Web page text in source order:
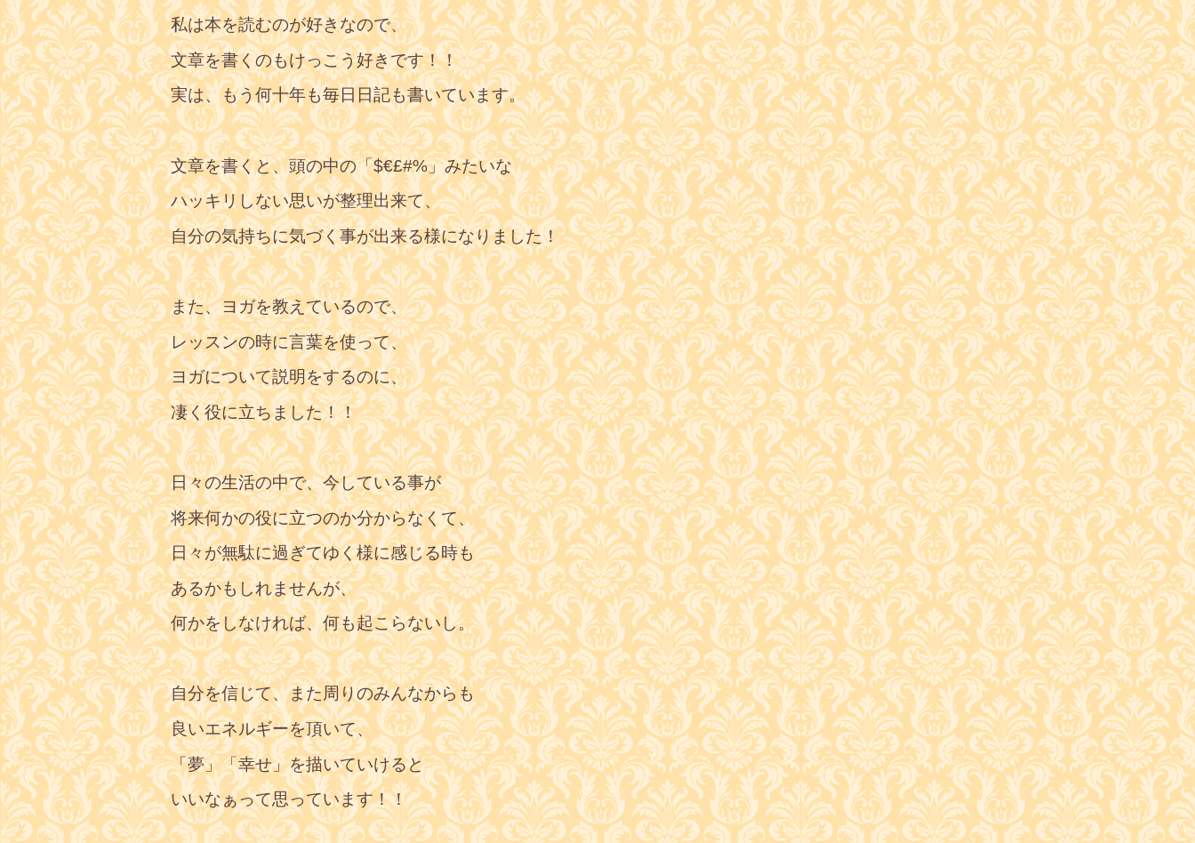
私は本を読むのが好きなので、
文章を書くのもけっこう好きです！！
実は、もう何十年も毎日日記も書いています。
文章を書くと、頭の中の「$€£#%」みたいな
ハッキリしない思いが整理出来て、
自分の気持ちに気づく事が出来る様になりました！
また、ヨガを教えているので、
レッスンの時に言葉を使って、
ヨガについて説明をするのに、
凄く役に立ちました！！
日々の生活の中で、今している事が
将来何かの役に立つのか分からなくて、
日々が無駄に過ぎてゆく様に感じる時も
あるかもしれませんが、
何かをしなければ、何も起こらないし。
自分を信じて、また周りのみんなからも
良いエネルギーを頂いて、
「夢」「幸せ」を描いていけると
いいなぁって思っています！！